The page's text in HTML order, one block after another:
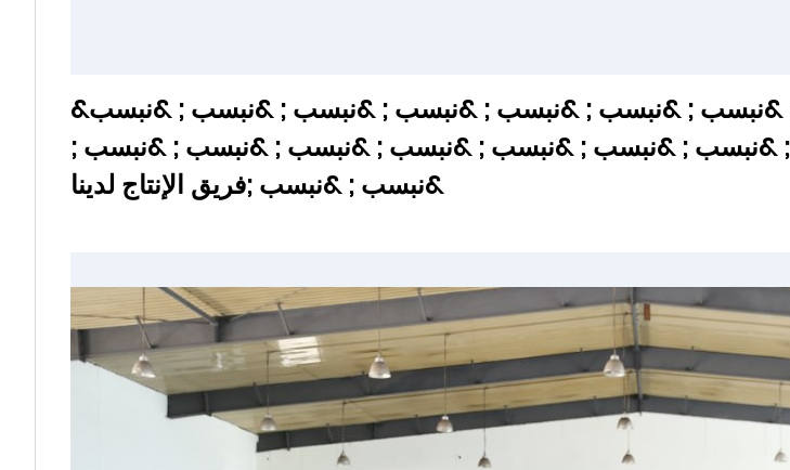
&نبسب ; &نبسب ; &نبسب ; &نبسب ; &نبسب ; &نبسب ; &نبسب ; &نبسب ; &نبسب ; &نبسب ; &نبسب ; &نبسب ; &نبسب
; &نبسب ; &نبسب ; &نبسب ; &نبسب ; &نبسب ; &نبسب ;
&نبسب ; &نبسب ;فريق الإنتاج لدينا